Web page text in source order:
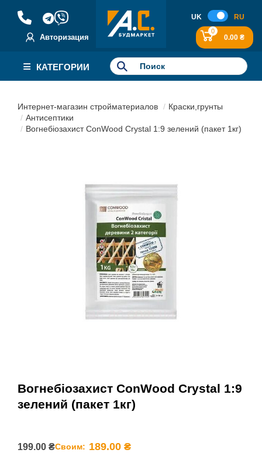
Авторизация
UK RU
0
0.00 ₴
КАТЕГОРИИ
Интернет-магазин стройматериалов
Краски,грунты
Антисептики
Вогнебіозахист ConWood Crystal 1:9 зелений (пакет 1кг)
Вогнебіозахист ConWood Crystal 1:9
зелений (пакет 1кг)
199.00 ₴Своим: 189.00 ₴